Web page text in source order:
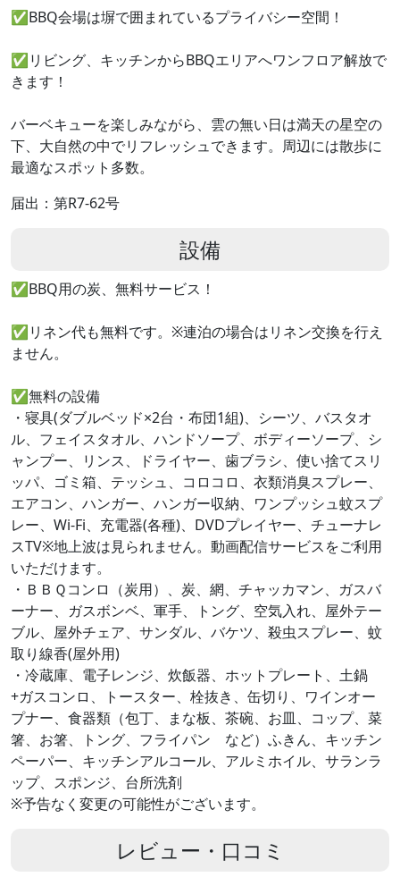
✅BBQ会場は塀で囲まれているプライバシー空間！
✅リビング、キッチンからBBQエリアへワンフロア解放で
きます！
バーベキューを楽しみながら、雲の無い日は満天の星空の
下、大自然の中でリフレッシュできます。周辺には散歩に
最適なスポット多数。
届出：第R7-62号
設備
✅BBQ用の炭、無料サービス！
✅リネン代も無料です。※連泊の場合はリネン交換を行え
ません。
✅無料の設備
・寝具(ダブルベッド×2台・布団1組)、シーツ、バスタオ
ル、フェイスタオル、ハンドソープ、ボディーソープ、シ
ャンプー、リンス、ドライヤー、歯ブラシ、使い捨てスリ
ッパ、ゴミ箱、テッシュ、コロコロ、衣類消臭スプレー、
エアコン、ハンガー、ハンガー収納、ワンプッシュ蚊スプ
レー、Wi-Fi、充電器(各種)、DVDプレイヤー、チューナレ
スTV※地上波は見られません。動画配信サービスをご利用
いただけます。
・ＢＢＱコンロ（炭用）、炭、網、チャッカマン、ガスバ
ーナー、ガスボンベ、軍手、トング、空気入れ、屋外テー
ブル、屋外チェア、サンダル、バケツ、殺虫スプレー、蚊
取り線香(屋外用)
・冷蔵庫、電子レンジ、炊飯器、ホットプレート、土鍋
+ガスコンロ、トースター、栓抜き、缶切り、ワインオー
プナー、食器類（包丁、まな板、茶碗、お皿、コップ、菜
箸、お箸、トング、フライパン など）ふきん、キッチン
ペーパー、キッチンアルコール、アルミホイル、サランラ
ップ、スポンジ、台所洗剤
※予告なく変更の可能性がございます。
レビュー・口コミ